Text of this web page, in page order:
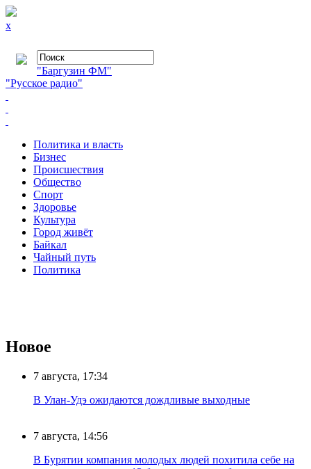
x
"Баргузин ФМ"
"Русское радио"
Политика и власть
Бизнес
Происшествия
Общество
Cпорт
Здоровье
Культура
Город живёт
Байкал
Чайный путь
Политика
Новое
7 августа, 17:34
В Улан-Удэ ожидаются дождливые выходные
7 августа, 14:56
В Бурятии компания молодых людей похитила себе на